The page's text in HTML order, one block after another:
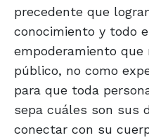
precedente que
conocimiento y todo
empoderamiento que
público, no como
para que toda
sepa cuáles son sus
conectar con su